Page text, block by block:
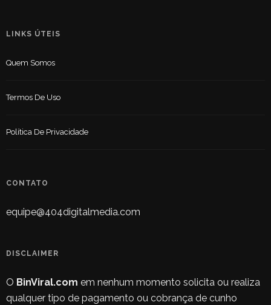
LINKS ÚTEIS
Quem Somos
Termos De Uso
Política De Privacidade
CONTATO
equipe@404digitalmedia.com
DISCLAIMER
O BinViral.com em nenhum momento solicita ou realiza
qualquer tipo de pagamento ou cobrança de cunho